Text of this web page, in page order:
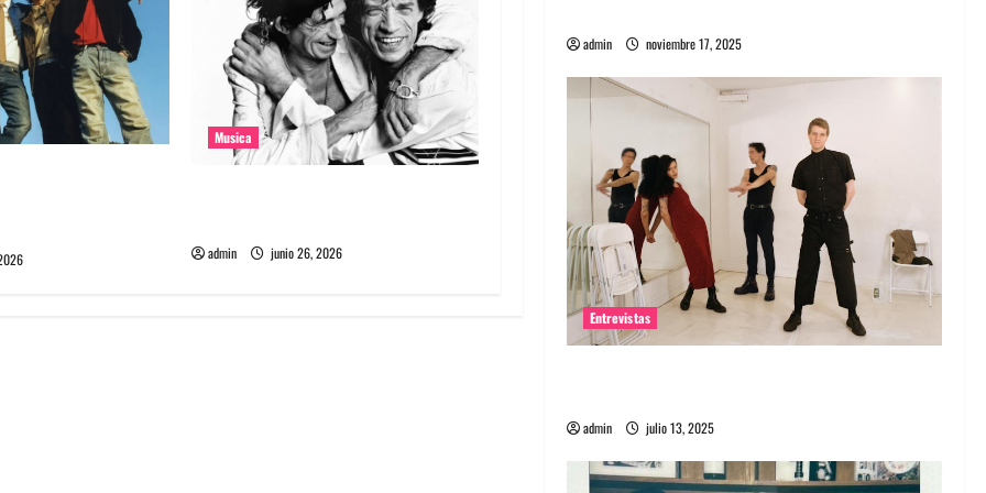
Musica
admin junio 26, 2026
admin noviembre 17, 2025
Entrevistas
admin julio 13, 2025